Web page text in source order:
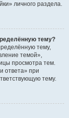
личного раздела.
тему?
тему,
темой»,
просмотра тем.
ответа» при
тему.